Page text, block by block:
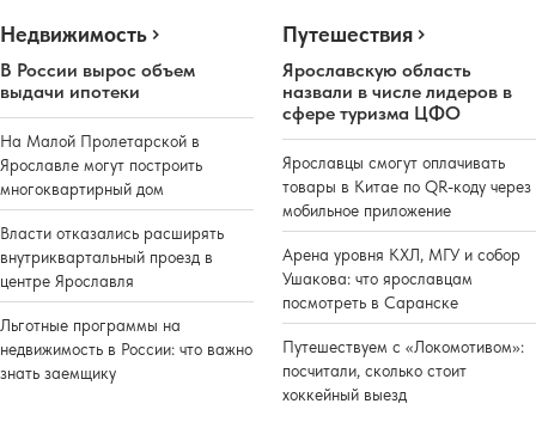
Недвижимость
В России вырос объем
выдачи ипотеки
На Малой Пролетарской в
Ярославле могут построить
многоквартирный дом
Власти отказались расширять
внутриквартальный проезд в
центре Ярославля
Льготные программы на
недвижимость в России: что важно
знать заемщику
Путешествия
Ярославскую область
назвали в числе лидеров в
сфере туризма ЦФО
Ярославцы смогут оплачивать
товары в Китае по QR-коду через
мобильное приложение
Арена уровня КХЛ, МГУ и собор
Ушакова: что ярославцам
посмотреть в Саранске
Путешествуем с «Локомотивом»:
посчитали, сколько стоит
хоккейный выезд